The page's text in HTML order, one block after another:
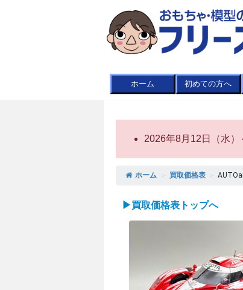
ホーム 初めての方へ
2026年8月12日（水）
ホーム ＞ 買取価格表 ＞
▶買取価格表トップへ